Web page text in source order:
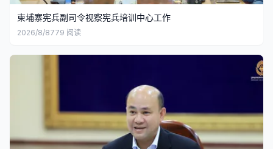
柬埔寨宪兵副司令视察宪兵培训中心工作
2026/8/8779 阅读